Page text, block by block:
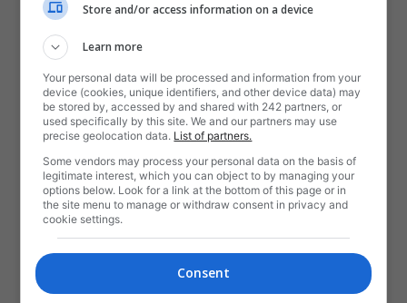
Store and/or access information on a device
Learn more
Your personal data will be processed and information from your
device (cookies, unique identifiers, and other device data) may
be stored by, accessed by and shared with 242 partners, or
used specifically by this site. We and our partners may use
precise geolocation data. List of partners.
Some vendors may process your personal data on the basis of
legitimate interest, which you can object to by managing your
options below. Look for a link at the bottom of this page or in
the site menu to manage or withdraw consent in privacy and
cookie settings.
Consent